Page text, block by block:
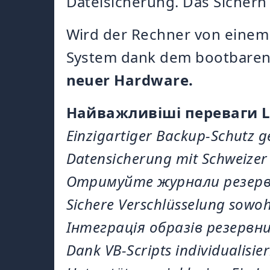
Wird der Rechner von
System dank dem
neuer Hardware.
Найважливіші переваги
Einzigartiger Backup-Schutz
Datensicherung mit
Отримуйте журнали
Sichere Verschlüsselung
Інтеграція образів
Dank VB-Scripts